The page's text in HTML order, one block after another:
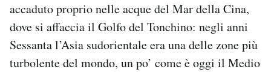
accaduto proprio nelle acque del Mar della Cina,
dove si affaccia il Golfo del Tonchino: negli anni
Sessanta l’Asia sudorientale era una delle zone più
turbolente del mondo, un po’ come è oggi il Medio